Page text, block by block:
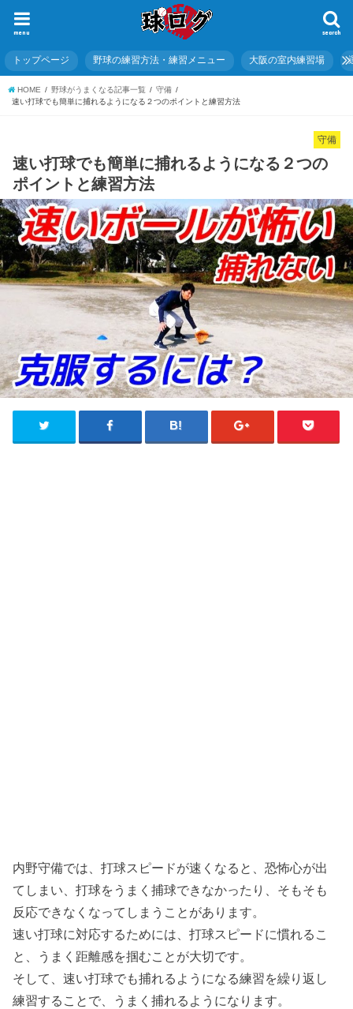
search
menu
トップページ 野球の練習方法・練習メニュー 大阪の室内練習場
HOME 野球がうまくなる記事一覧
守備
速い打球でも簡単に捕れるようになる２つのポイントと練習方法
守備
速い打球でも簡単に捕れるようになる２つの
ポイントと練習方法
内野守備では、打球スピードが速くなると、恐怖心が出
てしまい、打球をうまく捕球できなかったり、そもそも
反応できなくなってしまうことがあります。
速い打球に対応するためには、打球スピードに慣れるこ
と、うまく距離感を掴むことが大切です。
そして、速い打球でも捕れるようになる練習を繰り返し
練習することで、うまく捕れるようになります。